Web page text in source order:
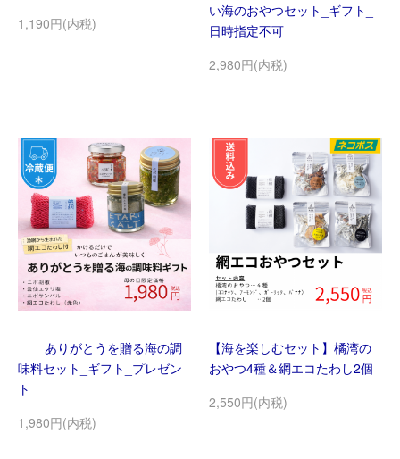
1,190円(内税)
い海のおやつセット_ギフト_
日時指定不可
2,980円(内税)
ありがとうを贈る海の調
味料セット_ギフト_プレゼン
ト
1,980円(内税)
【海を楽しむセット】橘湾の
おやつ4種＆網エコたわし2個
2,550円(内税)